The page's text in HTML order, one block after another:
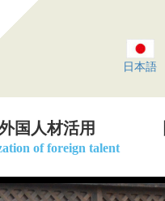
日本語
国人材活用
of foreign talent